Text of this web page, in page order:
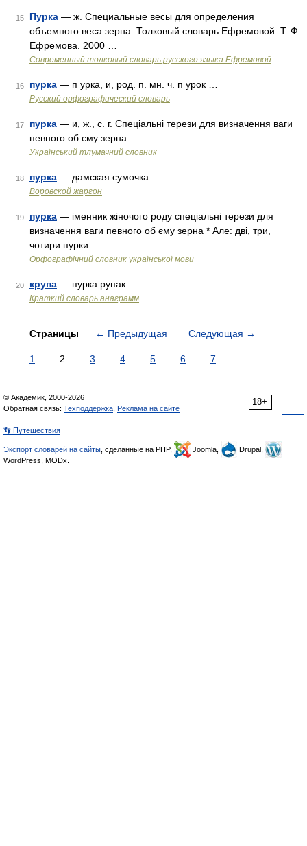
15 Пурка — ж. Специальные весы для определения
объемного веса зерна. Толковый словарь Ефремовой. Т. Ф.
Ефремова. 2000 …
Современный толковый словарь русского языка Ефремовой
16 пурка — п урка, и, род. п. мн. ч. п урок …
Русский орфографический словарь
17 пурка — и, ж., с. г. Спеціальні терези для визначення ваги
певного об єму зерна …
Український тлумачний словник
18 пурка — дамская сумочка …
Воровской жаргон
19 пурка — іменник жіночого роду спеціальні терези для
визначення ваги певного об єму зерна * Але: дві, три,
чотири пурки …
Орфографічний словник української мови
20 крупа — пурка рупак …
Краткий словарь анаграмм
Страницы ← Предыдущая Следующая →
1 2 3 4 5 6 7
18+
© Академик, 2000-2026
Обратная связь: Техподдержка Реклама на сайте
👣 Путешествия
Экспорт словарей на сайты , сделанные на PHP, Joomla,
Drupal,
WordPress, MODx.